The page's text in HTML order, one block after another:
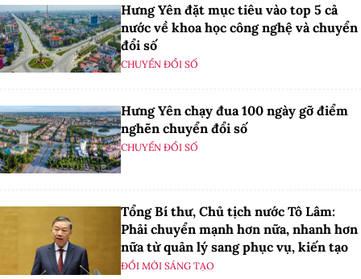
Hưng Yên đặt mục tiêu vào top 5 cả
nước về khoa học công nghệ và chuyển
đổi số
CHUYỂN ĐỔI SỐ
Hưng Yên chạy đua 100 ngày gỡ điểm
nghẽn chuyển đổi số
CHUYỂN ĐỔI SỐ
Tổng Bí thư, Chủ tịch nước Tô Lâm:
Phải chuyển mạnh hơn nữa, nhanh hơn
nữa từ quản lý sang phục vụ, kiến tạo
ĐỔI MỚI SÁNG TẠO